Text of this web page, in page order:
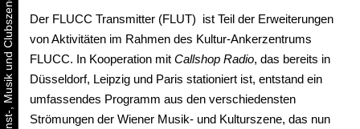
Der FLUCC Transmitter (FLUT) ist Teil der Erweiterungen
von Aktivitäten im Rahmen des Kultur-Ankerzentrums
FLUCC. In Kooperation mit Callshop Radio, das bereits in
Düsseldorf, Leipzig und Paris stationiert ist, entstand ein
umfassendes Programm aus den verschiedensten
Strömungen der Wiener Musik- und Kulturszene, das nun